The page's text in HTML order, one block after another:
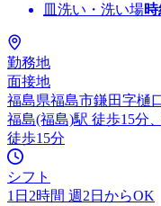
皿洗い・洗い場
勤務地
面接地
福島県福島市鎌田字樋
福島(福島)駅 徒歩15分
徒歩15分
シフト
1日2時間 週2日からOK